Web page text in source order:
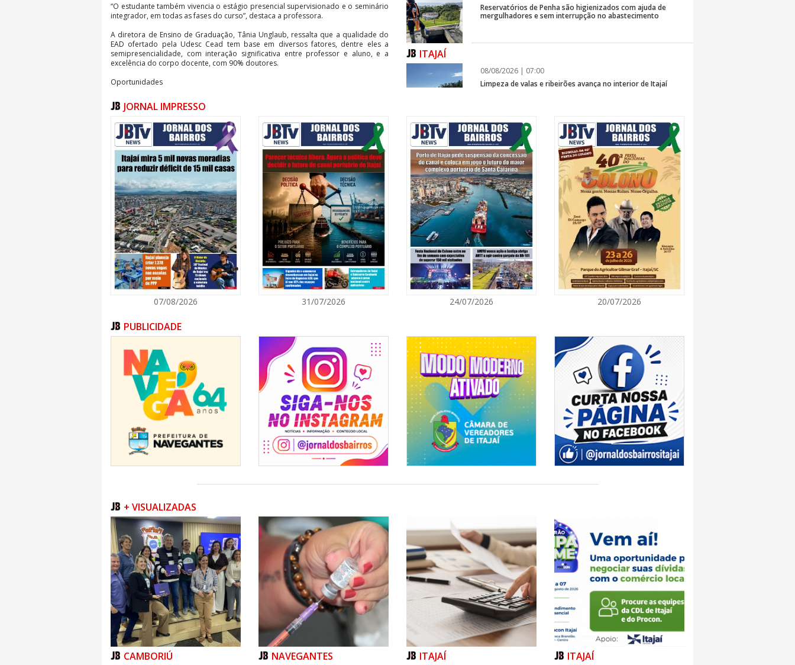
“O estudante também vivencia o estágio presencial supervisionado e o seminário
integrador, em todas as fases do curso”, destaca a professora.
A diretora de Ensino de Graduação, Tânia Unglaub, ressalta que a qualidade do
EAD ofertado pela Udesc Cead tem base em diversos fatores, dentre eles a
semipresencialidade, com interação significativa entre professor e aluno, e a
excelência do corpo docente, com 90% doutores.
Oportunidades
“Quem estuda na Udesc Cead conta ainda com toda a estrutura e acesso às
oportunidades proporcionadas pela universidade estadual”, afirma.
Dentre elas, a possibilidade de atuar em projetos de ensino, pesquisa e extensão,
e de participar de programas institucionais em diversas áreas, como mobilidade
acadêmica, permanência estudantil, iniciação científica e à docência, monitoria,
participações em eventos, empresas juniores e representação estudantil.
Inscrições gratuitas
A seleção pelo histórico tem inscrições gratuitas e é uma das formas de concorrer
a vagas nesta edição – a outra foi pela prova presencial, que encerrou inscrições
em novembro e foi aplicada em 1º de dezembro.
Para divulgar os cursos e os municípios em que serão abertas novas turmas, a
Udesc Cead realizou uma série de ações pelo Parque das Profissões.
Confira as ações e conteúdos elaborados no site; acesse também o flyer digital,
com o mapa de vagas e outras informações; e ouça o Podcast Cead Presente, que
destaca os diferenciais do centro de ensino.
Assessoria de Comunicação da Udesc Cead
Reservatórios de Penha são higienizados com ajuda de
mergulhadores e sem interrupção no abastecimento
ITAJAÍ
08/08/2026 | 07:00
Limpeza de valas e ribeirões avança no interior de Itajaí
ITAJAÍ
08/08/2026 | 07:00
8º Capoezade promove semana de oficinas gratuitas e
atividades culturais em Itajaí
GERAL
08/08/2026 | 07:00
Univali e Câmara de Vereadores de Itajaí reúnem
especialistas para discutir políticas públicas e inovação
BALNEÁRIO CAMBORIÚ
08/08/2026 | 07:00
BALNEÁRIO CAMBORIÚ
08/08/2026 | 07:00
Setor judicial de medicamentos de BC estará fechado nos
dias 10 e 11 de agosto para realização de inventário
JORNAL IMPRESSO
07/08/2026 31/07/2026 24/07/2026 20/07/2026
PUBLICIDADE
+ VISUALIZADAS
CAMBORIÚ NAVEGANTES ITAJAÍ ITAJAÍ